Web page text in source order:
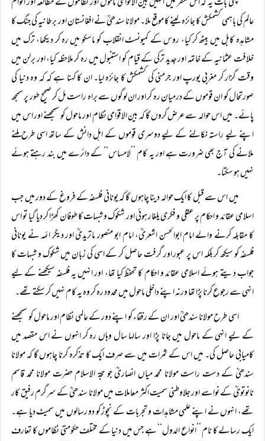
عالم کی باہمی کشمکش کا جائزہ لینے کا موقع ملا۔ مولانا سندھیؒ نے افغانستان اور برطانیہ کی جنگ کا
مشاہدہ کابل میں بیٹھ کر کیا، روس کے کمیونسٹ انقلاب کو ماسکو میں رہ کر دیکھا، ترک میں
خلافت عثمانیہ کے خاتمہ اور جدید ترکی کے قیام کو استنبول میں رہ کر ملاحظہ کیا، اور برلن میں
وقت گزار کر مغربی یورپ اور جرمنی کی کشمکش کا جائزہ لیا۔ ان کا کہنا ہے کہ کہ وہ دنیا کی
صورتحال کو ان قوموں کے درمیان رہ کر اور ان لوگوں سے براہ راست مل کر صحیح طور پر سمجھ
پائے۔ میں اس حوالہ سے عرض کروں گا کہ بین الاقوامی نظام اور ماحول کو سمجھنے اور اس میں
اپنے لیے راستہ نکالنے کے لیے دوسری قوموں کے اہل دانش کے ساتھ اسی طرح ملنے
ملانے کی آج بھی ضرورت ہے اور یہ کام ’’لامساس‘‘ کے دائرے میں بند رہتے ہوئے
نہیں ہو سکتا۔
میں اس سے قبل کا ایک حوالہ دینا چاہوں گا کہ یونانی فلسفہ کے فروغ کے دور میں جب
اسلامی عقائد و احکام پر عقلی و فکری یلغار ہوئی اور شکوک و شبہات کا طوفان کھڑا کر دیا گیا تو اس
کا مقابلہ کرنے والے امام ابوالحسن اشعریؒ، امام ابو منصور ماتریدیؒ اور دیگر ائمہ نے یونانی
فلسفہ کو سیکھ کر بلکہ اس پر عبور اور گرفت حاصل کر کے اسی کی زبان میں شکوک و شبہات کا
جواب دیتے ہوئے اسلامی عقائد و احکام کا تحفظ کیا تھا، اور انہیں یہ فلسفہ سیکھنے کے لیے
انہی سے رجوع کرنا پڑا تھا ورنہ اپنے داخلی ماحول میں محدود رہ کر وہ یہ کام نہیں کر سکتے تھے۔
اسی طرح مولانا سندھیؒ اور ان کے رفقاء کو اپنے دور کے عالمی نظام اور ماحول کو سمجھنے
کے لیے انہی کے ماحول میں جانا پڑا اور سالہا سال وہاں رہ کر انہوں نے اس مقصد میں
کامیابی حاصل کی۔ میں اس کے ثمرات میں سے صرف ایک کا تذکرہ کرنا چاہوں گا کہ مولانا
سندھیؒ کے دست راست مولانا محمد میاں انصاریؒ جو حجۃ الاسلام حضرت مولانا محمد قاسم
نانوتویؒ کے نواسے اور جلاوطنی سمیت اکثر معاملات میں مولانا سندھیؒ کے سرگرم رفیق کار
تھے، انہوں نے اپنے علمی مشاہدات و تجربات کے نچوڑ کو دو رسالوں میں سمیٹ دیا ہے۔
ایک رسالے کا نام ’’انواع الدول‘‘ ہے جس میں دنیا کے مختلف حکومتی نظاموں کا تعارف